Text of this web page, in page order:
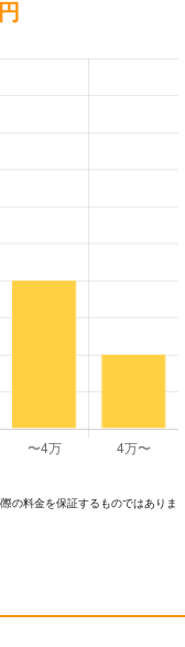
の料⾦を保証するものではありま